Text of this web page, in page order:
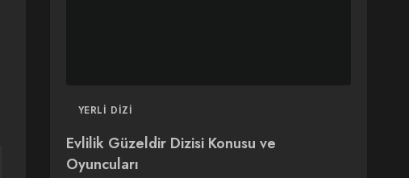
YERLI DIZI
Evlilik Güzeldir Dizisi Konusu ve
Oyuncuları